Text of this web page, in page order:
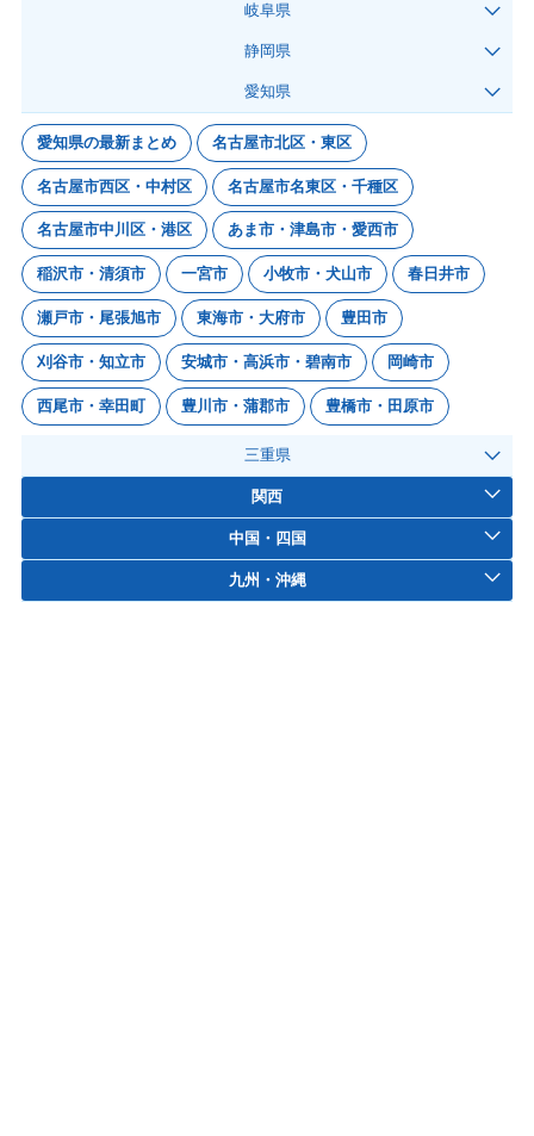
岐阜県
静岡県
愛知県
愛知県の最新まとめ 名古屋市北区・東区
名古屋市西区・中村区 名古屋市名東区・千種区
名古屋市中川区・港区 あま市・津島市・愛西市
稲沢市・清須市 一宮市 小牧市・犬山市 春日井市
瀬戸市・尾張旭市 東海市・大府市 豊田市
刈谷市・知立市 安城市・高浜市・碧南市 岡崎市
西尾市・幸田町 豊川市・蒲郡市 豊橋市・田原市
三重県
関西
中国・四国
九州・沖縄